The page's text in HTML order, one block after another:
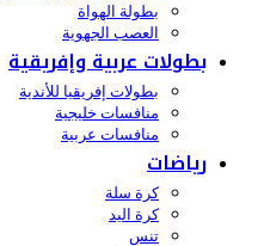
بطولة الهواة
العصب الجهوية
بطولات عربية وإفريقية
بطولات إفريقيا للأندية
منافسات خليجية
منافسات عربية
رياضات
كرة سلة
كرة اليد
تنس